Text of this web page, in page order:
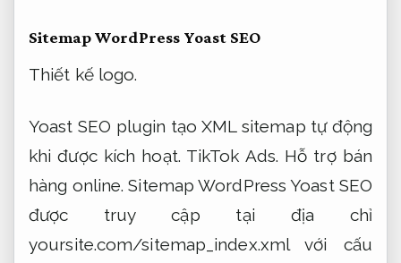
Sitemap WordPress Yoast SEO
Thiết kế logo.
Yoast SEO plugin tạo XML sitemap tự động
khi được kích hoạt. TikTok Ads. Hỗ trợ bán
hàng online. Sitemap WordPress Yoast SEO
được truy cập tại địa chỉ
yoursite.com/sitemap_index.xml với cấu